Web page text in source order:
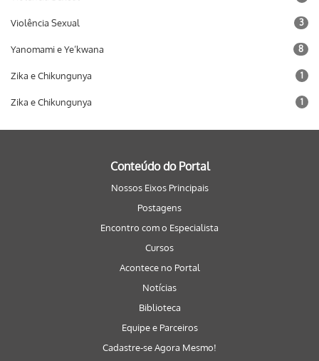
Violência Sexual 3
Yanomami e Ye’kwana 8
Zika e Chikungunya 1
Zika e Chikungunya 1
Conteúdo do Portal
Nossos Eixos Principais
Postagens
Encontro com o Especialista
Cursos
Acontece no Portal
Notícias
Biblioteca
Equipe e Parceiros
Cadastre-se Agora Mesmo!